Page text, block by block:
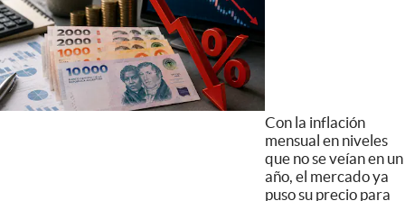
Con la inflación
mensual en niveles
que no se veían en un
año, el mercado ya
puso su precio para